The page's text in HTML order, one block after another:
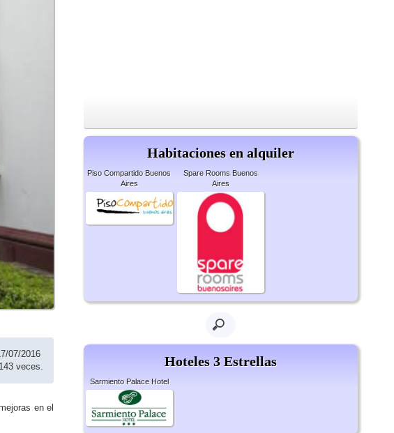
07/2016
veces.
en el
Habitaciones en alquiler
Piso Compartido Buenos
Aires
Spare Rooms Buenos
Aires
Hoteles 3 Estrellas
Sarmiento Palace Hotel